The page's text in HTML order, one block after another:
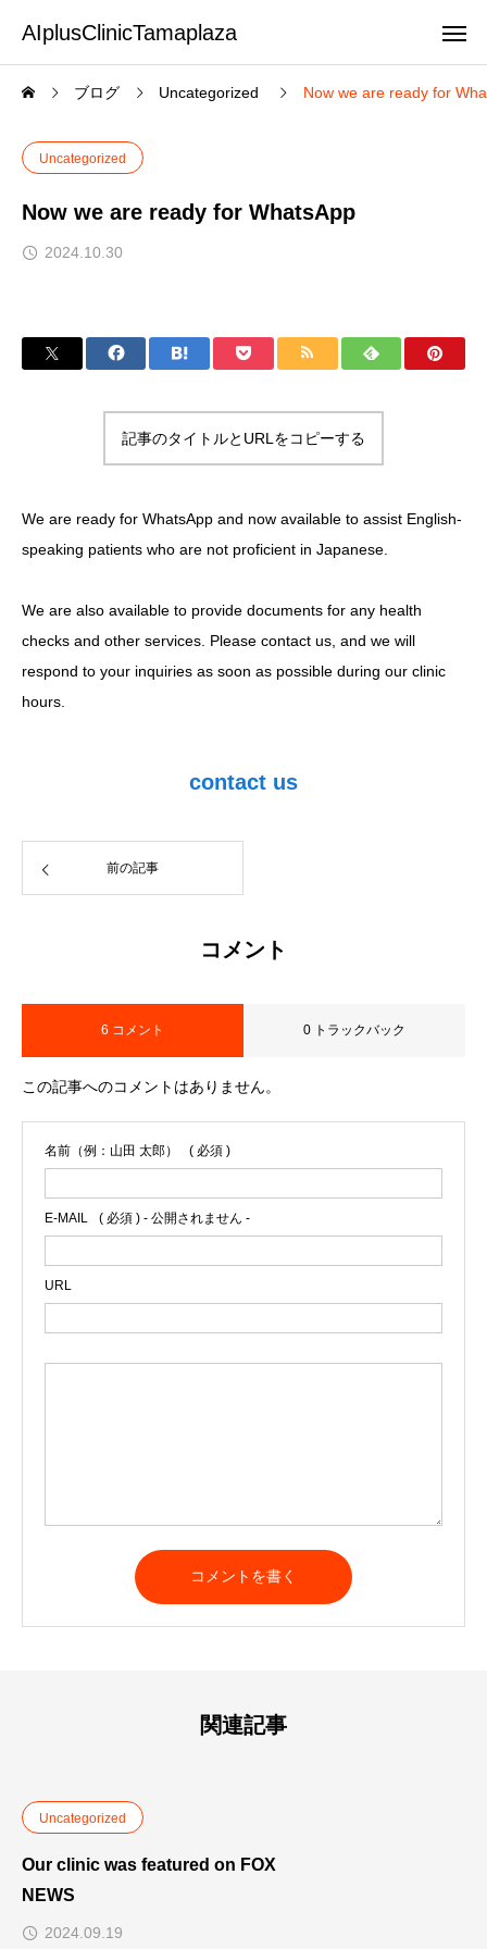
AIplusClinicTamaplaza
ブログ Uncategorized Now we are ready for
Uncategorized
Now we are ready for WhatsApp
2024.10.30
記事のタイトルとURLをコピーする
We are ready for WhatsApp and now available to assist English-
speaking patients who are not proficient in Japanese.
We are also available to provide documents for any health
checks and other services. Please contact us, and we will
respond to your inquiries as soon as possible during our clinic
hours.
contact us
前の記事
コメント
6 コメント 0 トラックバック
この記事へのコメントはありません。
名前（例：山田 太郎） ( 必須 )
E-MAIL ( 必須 ) - 公開されません -
URL
関連記事
Uncategorized
Our clinic was featured on FOX
NEWS
2024.09.19